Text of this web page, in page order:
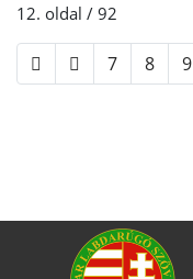
12. oldal / 92
7 8 9